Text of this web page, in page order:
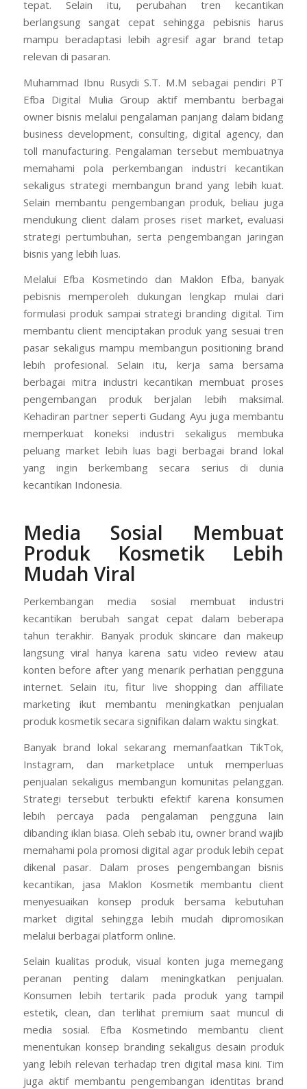
tepat. Selain itu, perubahan tren kecantikan
berlangsung sangat cepat sehingga pebisnis harus
mampu beradaptasi lebih agresif agar brand tetap
relevan di pasaran.
Muhammad Ibnu Rusydi S.T. M.M sebagai pendiri PT
Efba Digital Mulia Group aktif membantu berbagai
owner bisnis melalui pengalaman panjang dalam bidang
business development, consulting, digital agency, dan
toll manufacturing. Pengalaman tersebut membuatnya
memahami pola perkembangan industri kecantikan
sekaligus strategi membangun brand yang lebih kuat.
Selain membantu pengembangan produk, beliau juga
mendukung client dalam proses riset market, evaluasi
strategi pertumbuhan, serta pengembangan jaringan
bisnis yang lebih luas.
Melalui Efba Kosmetindo dan Maklon Efba, banyak
pebisnis memperoleh dukungan lengkap mulai dari
formulasi produk sampai strategi branding digital. Tim
membantu client menciptakan produk yang sesuai tren
pasar sekaligus mampu membangun positioning brand
lebih profesional. Selain itu, kerja sama bersama
berbagai mitra industri kecantikan membuat proses
pengembangan produk berjalan lebih maksimal.
Kehadiran partner seperti Gudang Ayu juga membantu
memperkuat koneksi industri sekaligus membuka
peluang market lebih luas bagi berbagai brand lokal
yang ingin berkembang secara serius di dunia
kecantikan Indonesia.
Media Sosial Membuat
Produk Kosmetik Lebih
Mudah Viral
Perkembangan media sosial membuat industri
kecantikan berubah sangat cepat dalam beberapa
tahun terakhir. Banyak produk skincare dan makeup
langsung viral hanya karena satu video review atau
konten before after yang menarik perhatian pengguna
internet. Selain itu, fitur live shopping dan affiliate
marketing ikut membantu meningkatkan penjualan
produk kosmetik secara signifikan dalam waktu singkat.
Banyak brand lokal sekarang memanfaatkan TikTok,
Instagram, dan marketplace untuk memperluas
penjualan sekaligus membangun komunitas pelanggan.
Strategi tersebut terbukti efektif karena konsumen
lebih percaya pada pengalaman pengguna lain
dibanding iklan biasa. Oleh sebab itu, owner brand wajib
memahami pola promosi digital agar produk lebih cepat
dikenal pasar. Dalam proses pengembangan bisnis
kecantikan, jasa Maklon Kosmetik membantu client
menyesuaikan konsep produk bersama kebutuhan
market digital sehingga lebih mudah dipromosikan
melalui berbagai platform online.
Selain kualitas produk, visual konten juga memegang
peranan penting dalam meningkatkan penjualan.
Konsumen lebih tertarik pada produk yang tampil
estetik, clean, dan terlihat premium saat muncul di
media sosial. Efba Kosmetindo membantu client
menentukan konsep branding sekaligus desain produk
yang lebih relevan terhadap tren digital masa kini. Tim
juga aktif membantu pengembangan identitas brand